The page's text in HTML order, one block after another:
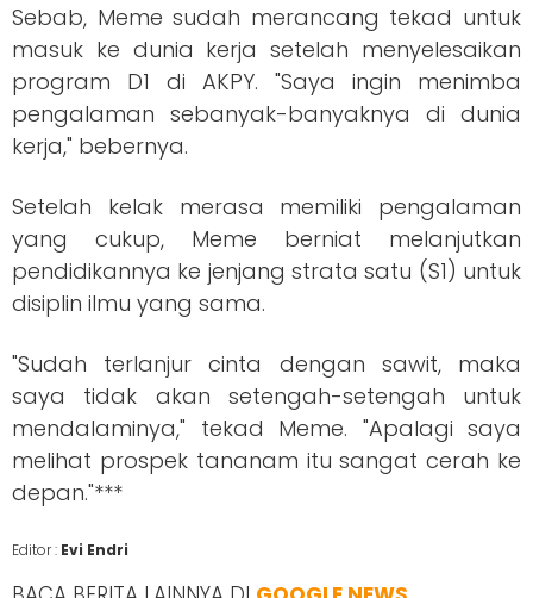
Sebab, Meme sudah merancang tekad untuk
masuk ke dunia kerja setelah menyelesaikan
program D1 di AKPY. "Saya ingin menimba
pengalaman sebanyak-banyaknya di dunia
kerja," bebernya.
Setelah kelak merasa memiliki pengalaman
yang cukup, Meme berniat melanjutkan
pendidikannya ke jenjang strata satu (S1) untuk
disiplin ilmu yang sama.
"Sudah terlanjur cinta dengan sawit, maka
saya tidak akan setengah-setengah untuk
mendalaminya," tekad Meme. "Apalagi saya
melihat prospek tananam itu sangat cerah ke
depan."***
Editor : Evi Endri